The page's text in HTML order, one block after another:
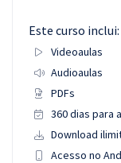
Este curso inclui:
Videoaulas
Audioaulas
PDFs
360 dias para
Download
Acesso no